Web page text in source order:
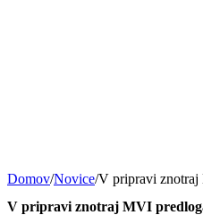
Domov/Novice/V pripravi znotraj
V pripravi znotraj MVI